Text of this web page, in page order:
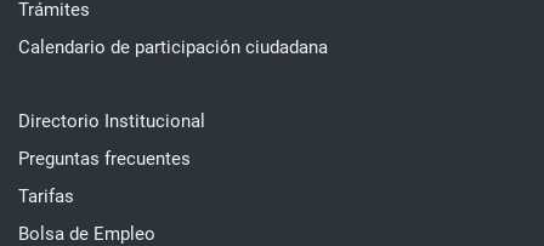
Trámites
Calendario de participación ciudadana
Directorio Institucional
Preguntas frecuentes
Tarifas
Bolsa de Empleo